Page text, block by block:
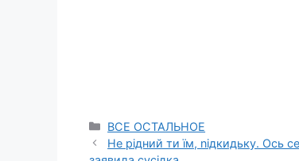
Categories
ВСЕ ОСТАЛЬНОЕ
Не рідний ти їм, nідкидьку. Ось